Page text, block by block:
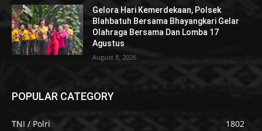
Gelora Hari Kemerdekaan, Polsek
Blahbatuh Bersama Bhayangkari Gelar
Olahraga Bersama Dan Lomba 17
Agustus
August 8, 2026
POPULAR CATEGORY
TNI / Polri
1802